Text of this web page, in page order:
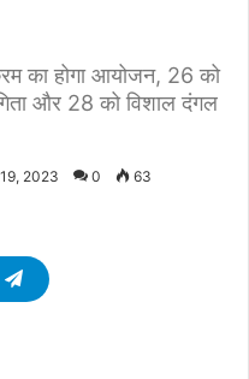
का होगा आयोजन, 26 को
और 28 को विशाल दंगल
2023 0 63